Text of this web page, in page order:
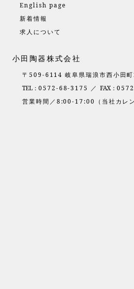
English page
新着情報
求人について
小田陶器株式会社
〒509-6114 岐阜県瑞浪市西小田
TEL： 0572-68-3175 ／ FAX：
営業時間／8:00-17:00（当社カレン